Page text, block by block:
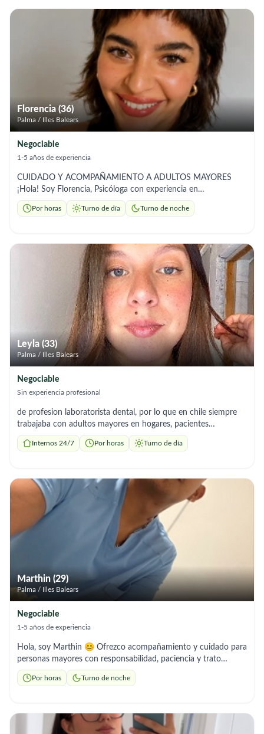
mucho cuidado para que la persona se sienta cómoda y bien
Florencia (36)
Palma / Illes Balears
Negociable
1-5 años de experiencia
CUIDADO Y ACOMPAÑAMIENTO A ADULTOS MAYORES
¡Hola! Soy Florencia, Psicóloga con experiencia en
acompañamiento domiciliario. A partir de mi formación,
ofrezco: • Estimulación cognitiva y emocional •
Experiencia comprobable ✔ Referencias disponibles 📍 Palma
de Mallorca 📩 Contacto por mensaje privado / email
Por horas Turno de día Turno de noche
Leyla (33)
Palma / Illes Balears
Negociable
Sin experiencia profesional
de profesion laboratorista dental, por lo que en chile siempre
trabajaba con adultos mayores en hogares, pacientes
postrados, con movilidad reducida, etc. soy muy empatica y
con paciencia, tengo sentido del humor y me gusta compartir
Internos 24/7 Por horas Turno de día
Marthin (29)
Palma / Illes Balears
Negociable
1-5 años de experiencia
Hola, soy Marthin 😊 Ofrezco acompañamiento y cuidado para
personas mayores con responsabilidad, paciencia y trato
amable. Ayudo con el aseo, preparación de comidas, tareas del
hogar y compañía diaria. 🤝 Persona seria, puntual y de
Por horas Turno de noche